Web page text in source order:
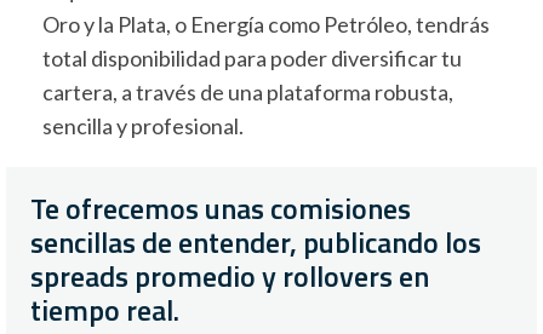
Oro y la Plata, o Energía como Petróleo, tendrás
total disponibilidad para poder diversificar tu
cartera, a través de una plataforma robusta,
sencilla y profesional.
Te ofrecemos unascomisiones
sencillas de entender, publicando los
spreads promedio y rollovers en
tiempo real.